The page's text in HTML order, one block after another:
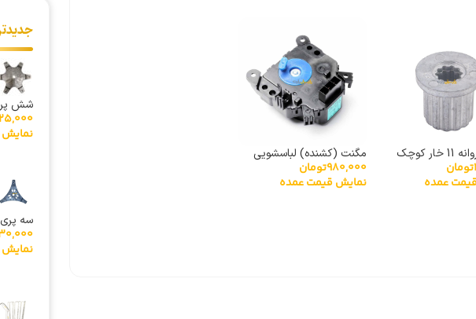
کوچک
تومان
عمده
مگنت (کشنده) لباسشویی
توشیبا مدل HM-15N-4
980,000تومان
نمایش قیمت عمده
شش
سه